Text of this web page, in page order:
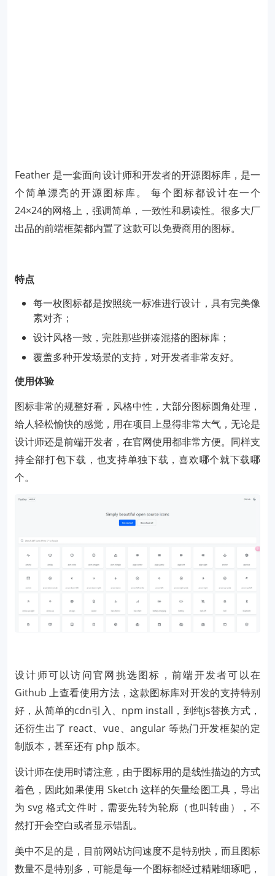
Feather 是一套面向设计师和开发者的开源图标库，是一
个简单漂亮的开源图标库。 每个图标都设计在一个
24×24的网格上，强调简单，一致性和易读性。很多大厂
出品的前端框架都内置了这款可以免费商用的图标。
特点
每一枚图标都是按照统一标准进行设计，具有完美像
素对齐；
设计风格一致，完胜那些拼凑混搭的图标库；
覆盖多种开发场景的支持，对开发者非常友好。
使用体验
图标非常的规整好看，风格中性，大部分图标圆角处理，
给人轻松愉快的感觉，用在项目上显得非常大气，无论是
设计师还是前端开发者，在官网使用都非常方便。同样支
持全部打包下载，也支持单独下载，喜欢哪个就下载哪
个。
设计师可以访问官网挑选图标，前端开发者可以在
Github 上查看使用方法，这款图标库对开发的支持特别
好，从简单的cdn引入、npm install，到纯js替换方式，
还衍生出了 react、vue、angular 等热门开发框架的定
制版本，甚至还有 php 版本。
设计师在使用时请注意，由于图标用的是线性描边的方式
着色，因此如果使用 Sketch 这样的矢量绘图工具，导出
为 svg 格式文件时，需要先转为轮廓（也叫转曲），不
然打开会空白或者显示错乱。
美中不足的是，目前网站访问速度不是特别快，而且图标
数量不是特别多，可能是每一个图标都经过精雕细琢吧，